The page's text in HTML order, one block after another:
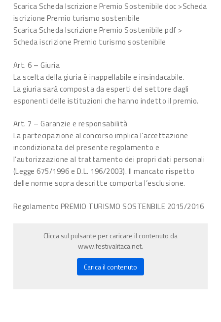
Scarica Scheda Iscrizione Premio Sostenibile doc >Scheda
iscrizione Premio turismo sostenibile
Scarica Scheda Iscrizione Premio Sostenibile pdf >
Scheda iscrizione Premio turismo sostenibile
Art. 6 – Giuria
La scelta della giuria è inappellabile e insindacabile.
La giuria sarà composta da esperti del settore dagli
esponenti delle istituzioni che hanno indetto il premio.
Art. 7 – Garanzie e responsabilità
La partecipazione al concorso implica l’accettazione
incondizionata del presente regolamento e
l’autorizzazione al trattamento dei propri dati personali
(Legge 675/1996 e D.L. 196/2003). Il mancato rispetto
delle norme sopra descritte comporta l’esclusione.
Regolamento PREMIO TURISMO SOSTENBILE 2015/2016
Clicca sul pulsante per caricare il contenuto da
www.festivalitaca.net.
Carica il contenuto